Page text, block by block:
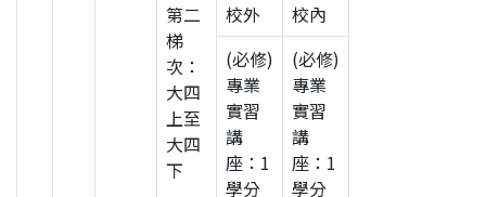
第二
梯
次：
大四
上至
大四
下
校外
校內
(必修)
專業
實習
講
座：1
學分
(必修)
專業
實習
講
座：1
學分